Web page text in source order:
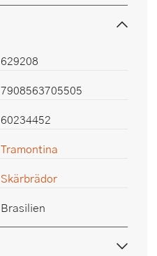
629208
7908563705505
60234452
Tramontina
Skärbrädor
Brasilien